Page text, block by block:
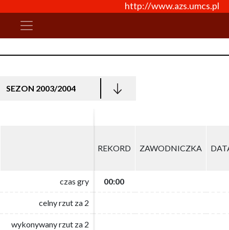
http://www.azs.umcs.pl
SEZON 2003/2004
REKORD ZAWODNICZKA
czas gry 00:00
celny rzut za 2
wykonywany rzut za 2
REKORD ZAWODNICZKA
czas gry 00:00
celny rzut za 2
wykonywany rzut za 2